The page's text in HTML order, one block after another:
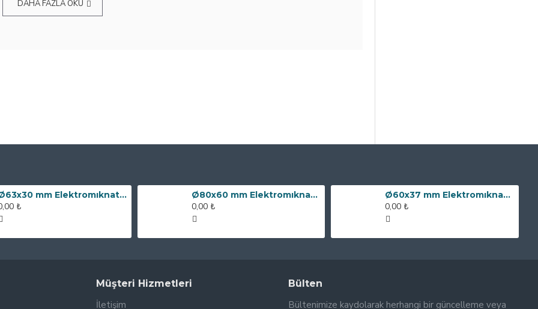
DAHA FAZLA OKU
Ø63x30 mm Elektromıknatıs - 100 kg Çekim Gücü
₺
Ø80x60 mm Elektromıknatıs - 240 kg Çekim Gücü
0,00 ₺
Ø60x37 mm Elektromıknatıs - 100 kg Çekim Gücü
0,00 ₺
Müşteri Hizmetleri
İletişim
Bülten
Bültenimize kaydolarak herhangi bir güncelleme veya